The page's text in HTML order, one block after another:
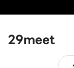
29meet